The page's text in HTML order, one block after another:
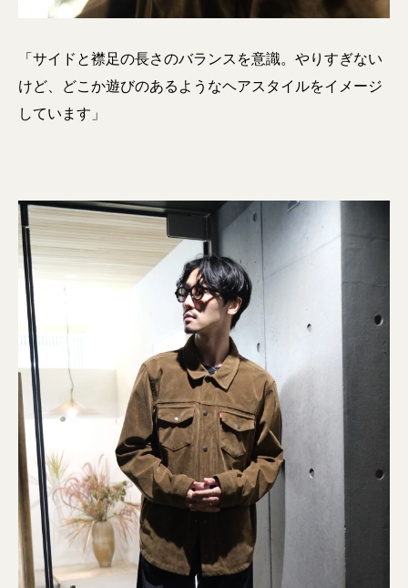
「サイドと襟足の長さのバランスを意識。やりすぎない
けど、どこか遊びのあるようなヘアスタイルをイメージ
しています」